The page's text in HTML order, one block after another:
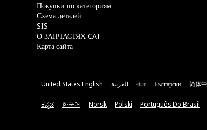
Покупки по категориям
Схема деталей
SIS
О ЗАПЧАСТЯХ CAT
Карта сайта
United States English العربية বাংলা Български 简体
ಕನ್ನಡ 한국어 Norsk Polski Português Do Brasil